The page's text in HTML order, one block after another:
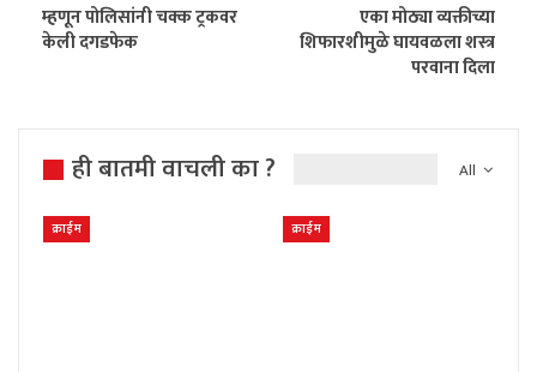
म्हणून पोलिसांनी चक्क ट्रकवर
केली दगडफेक
एका मोठ्या व्यक्तीच्या
शिफारशीमुळे घायवळला शस्त्र
परवाना दिला
All
ही बातमी वाचली का ?
क्राईम क्राईम